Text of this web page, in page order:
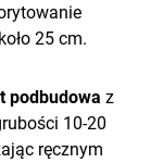
25 cm.
podbudowa z
10-20
ręcznym